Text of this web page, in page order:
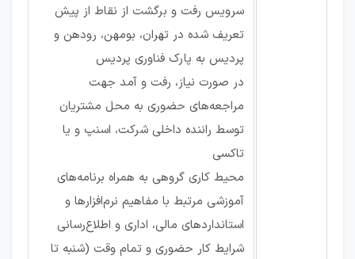
سرویس رفت و برگشت از نقاط از پیش
تعریف شده در تهران، بومهن، رودهن و
پردیس به پارک فناوری پردیس
در صورت نیاز، رفت و آمد جهت
مراجعه‌های حضوری به محل مشتریان
توسط راننده داخلی شرکت، اسنپ و یا
تاکسی
محیط کاری گروهی به همراه برنامه‌های
آموزشی مرتبط با مفاهیم نرم‌افزارها و
استاندارد‌های مالی، اداری و اطلاع‌رسانی
شرایط کار حضوری و تمام وقت (شنبه تا